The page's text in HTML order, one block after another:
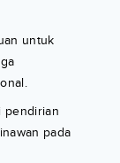
untuk
pendirian
pada